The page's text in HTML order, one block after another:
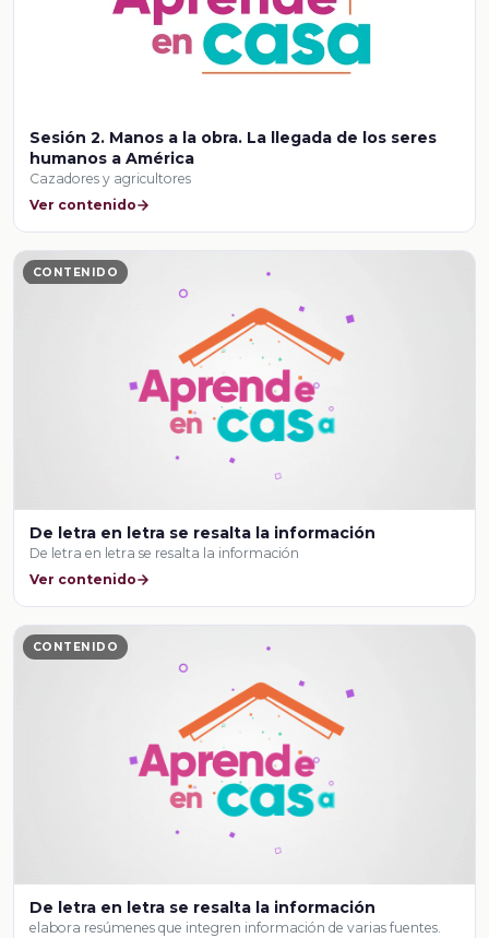
Sesión 2. Manos a la obra. La llegada de los seres
humanos a América
Cazadores y agricultores
Ver contenido
CONTENIDO
De letra en letra se resalta la información
De letra en letra se resalta la información
Ver contenido
CONTENIDO
De letra en letra se resalta la información
elabora resúmenes que integren información de varias fuentes.